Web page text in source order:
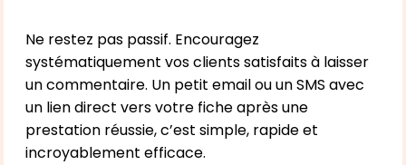
Ne restez pas passif. Encouragez
systématiquement vos clients satisfaits à laisser
un commentaire. Un petit email ou un SMS avec
un lien direct vers votre fiche après une
prestation réussie, c’est simple, rapide et
incroyablement efficace.